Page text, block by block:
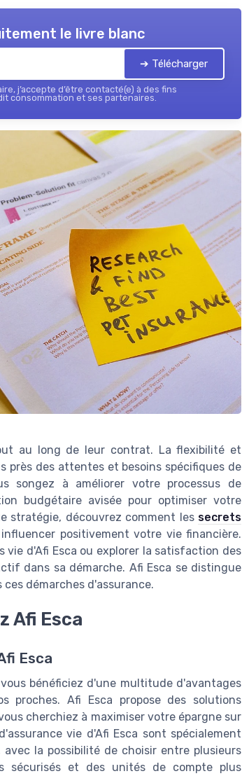
le livre blanc
➔ Télécharger
j’accepte d’être contacté(e) à des fins
consommation et ses partenaires.
au long de leur contrat. La flexibilité et
près des attentes et besoins spécifiques de
songez à améliorer votre processus de
budgétaire avisée pour optimiser votre
stratégie, découvrez comment les secrets
positivement votre vie financière.
vie d'Afi Esca ou explorer la satisfaction des
dans sa démarche. Afi Esca se distingue
démarches d'assurance.
Afi Esca
Esca
bénéficiez d'une multitude d'avantages
proches. Afi Esca propose des solutions
cherchiez à maximiser votre épargne sur
vie d'Afi Esca sont spécialement
la possibilité de choisir entre plusieurs
sécurisés et des unités de compte plus